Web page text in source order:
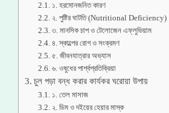
১. হরমোনজনিত কারণ
২. পুষ্টির ঘাটতি (Nutritional Deficiency)
৩. মানসিক চাপ ও টেলোজেন এফ্লুভিয়াম
৪. স্কাল্পের রোগ ও সংক্রমণ
৫. জীবনযাত্রার অভ্যাস
৬. ওষুধের পার্শ্বপ্রতিক্রিয়া
চুল পড়া বন্ধ করার কার্যকর ঘরোয়া উপায়
১. তেল মাসাজ
২. ডিম ও দইয়ের হেয়ার মাস্ক